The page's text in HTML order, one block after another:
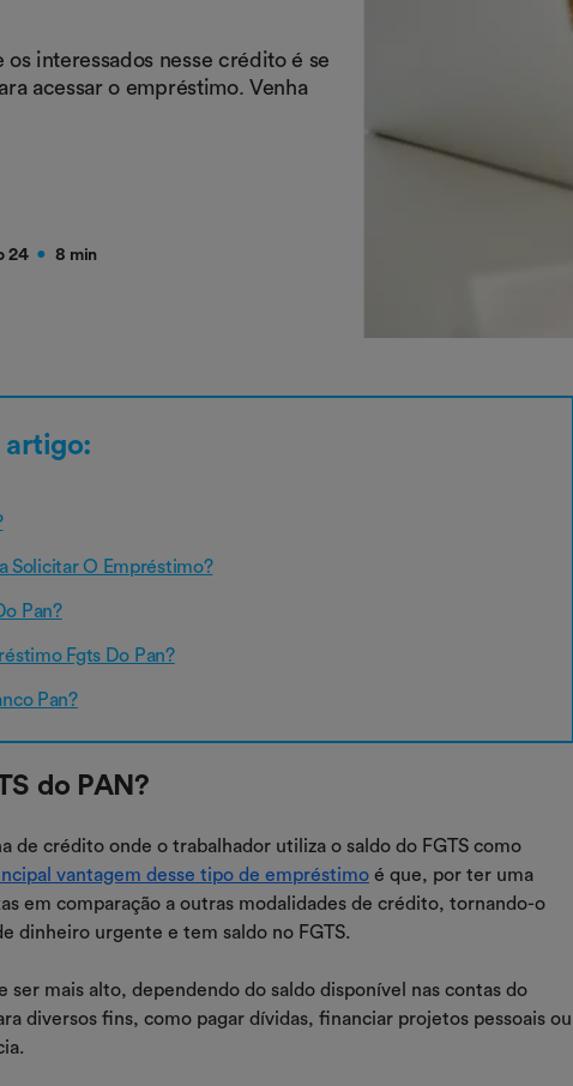
interessados nesse crédito é se
acessar o empréstimo. Venha
24 ●
8 min
artigo:
Solicitar O Empréstimo?
Pan?
Fgts Do Pan?
Pan?
do PAN?
de crédito onde o trabalhador utiliza o saldo do FGTS como
vantagem desse tipo de empréstimo é que, por ter uma
em comparação a outras modalidades de crédito, tornando-o
dinheiro urgente e tem saldo no FGTS.
mais alto, dependendo do saldo disponível nas contas do
diversos fins, como pagar dívidas, financiar projetos pessoais ou